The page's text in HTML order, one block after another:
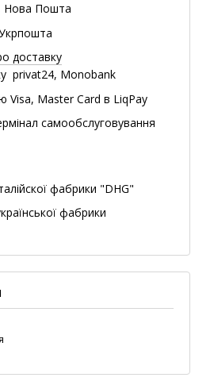
Нова Пошта
доставку
privat24, Monobank
Visa, Master Card в LiqPay
самообслуговування
фабрики "DHG"
фабрики